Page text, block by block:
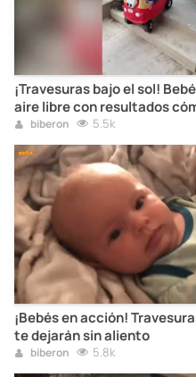
¡Travesuras bajo el sol!
aire libre con resultados
biberon 5.5k
¡Bebés en acción!
te dejarán sin aliento
biberon 5.8k